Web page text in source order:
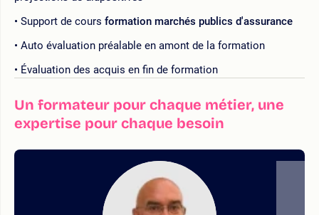
Support de cours formation marchés publics d'assurance
Auto évaluation préalable en amont de la formation
Évaluation des acquis en fin de formation
Un formateur pour chaque métier, une
expertise pour chaque besoin